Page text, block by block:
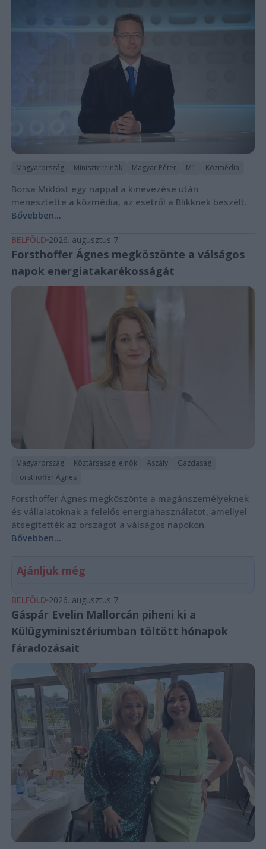
Magyarország Miniszterelnök Magyar Péter M1 Közmédia
Borsa Miklóst egy nappal a kinevezése után
menesztette a közmédia, az esetről a Blikknek beszélt.
Bővebben...
BELFÖLD 2026. augusztus 7.
Forsthoffer Ágnes megköszönte a válságos
napok energiatakarékosságát
Magyarország Köztársasági elnök Aszály
Gazdaság
Forsthoffer Ágnes
Forsthoffer Ágnes megköszönte a magánszemélyeknek
és vállalatoknak a felelős energiahasználatot, amellyel
átsegítették az országot a válságos napokon.
Bővebben...
Ajánljuk még
BELFÖLD 2026. augusztus 7.
Gáspár Evelin Mallorcán piheni ki a
Külügyminisztériumban töltött hónapok
fáradozásait